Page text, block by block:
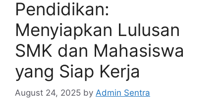
Pendidikan:
Menyiapkan Lulusan
SMK dan Mahasiswa
yang Siap Kerja
August 24, 2025 by Admin Sentra